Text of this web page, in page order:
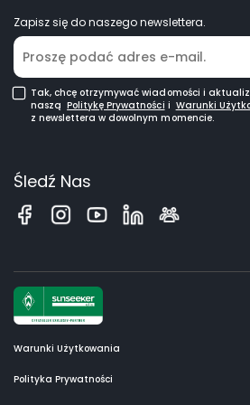
Roboty koszące GPS
Roboty koszące do dużych
Gdzie Kupić
Zapisz się do naszego newslettera.
Tak, chcę otrzymywać wiadomości i
naszą Politykę Prywatności i Warunki
z newslettera w dowolnym momencie.
Śledź Nas
Warunki Użytkowania
Polityka Prywatności